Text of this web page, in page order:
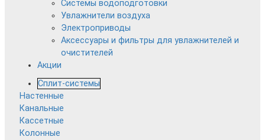
Системы водоподготовки
Увлажнители воздуха
Электроприводы
Аксессуары и фильтры для увлажнителей и
очистителей
Акции
Сплит-системы
Настенные
Канальные
Кассетные
Колонные